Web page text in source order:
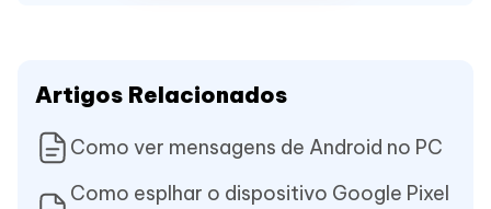
Artigos Relacionados
Como ver mensagens de Android no PC
Como esplhar o dispositivo Google Pixel